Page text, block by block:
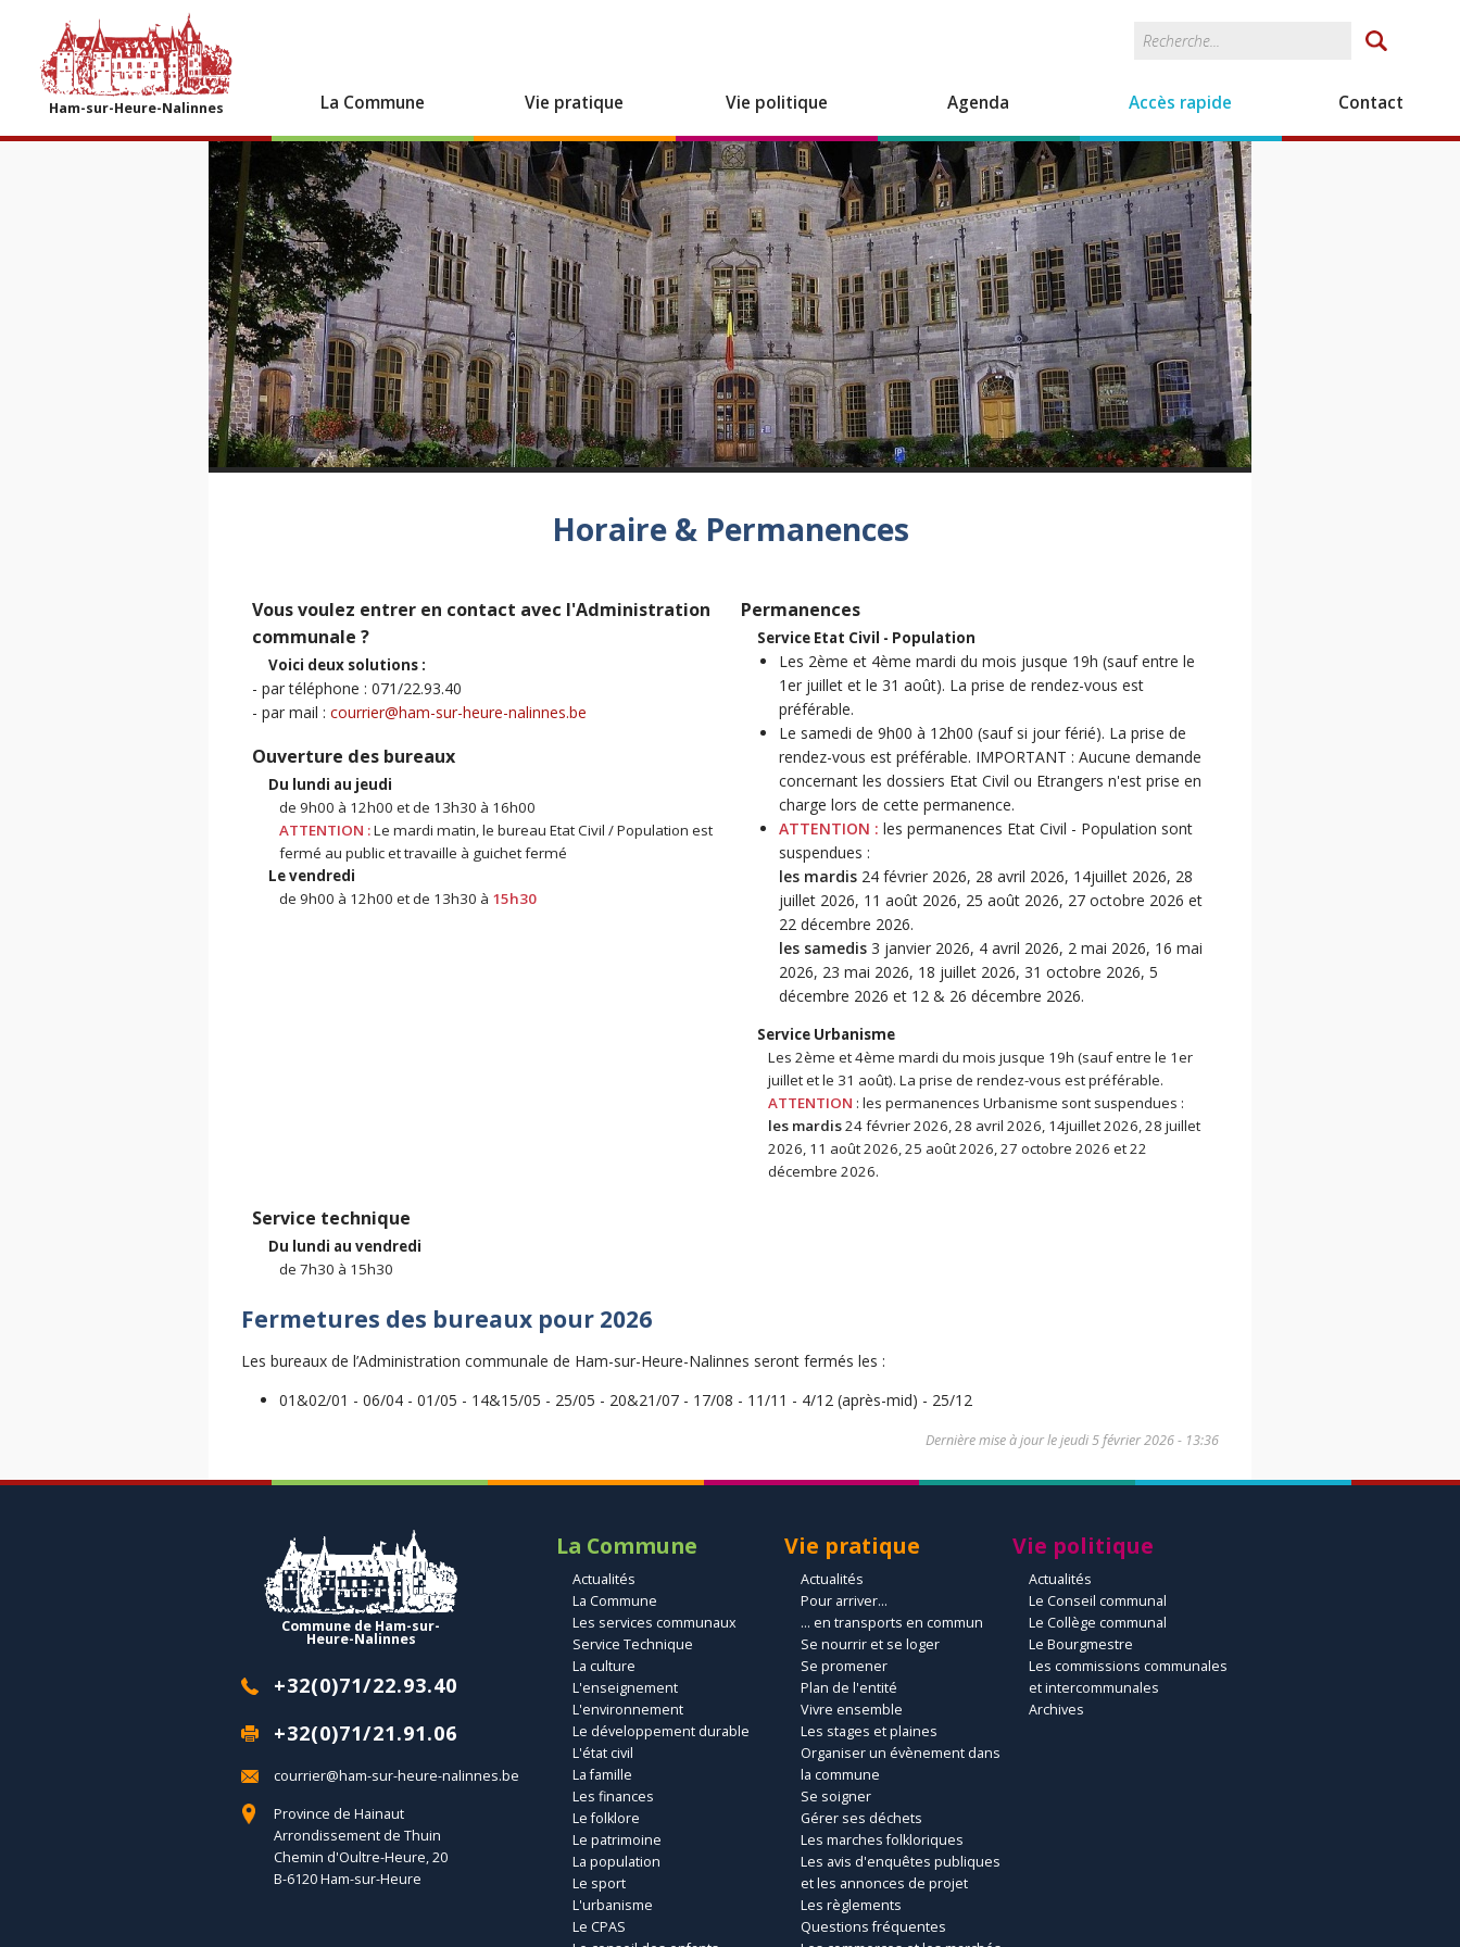
Ham-sur-Heure-Nalinnes La Commune Vie pratique Vie politique Agenda Accès rapide Contact
Formulaire de
recherche
Horaire & Permanences
Vous voulez entrer en contact avec l'Administration
communale ?
Voici deux solutions :
- par téléphone : 071/22.93.40
- par mail : courrier@ham-sur-heure-nalinnes.be
Ouverture des bureaux
Du lundi au jeudi
de 9h00 à 12h00 et de 13h30 à 16h00
ATTENTION :Le mardi matin, le bureau Etat Civil / Population est
fermé au public et travaille à guichet fermé
Le vendredi
de 9h00 à 12h00 et de 13h30 à 15h30
Permanences
Service Etat Civil - Population
Les 2ème et 4ème mardi du mois jusque 19h (sauf entre le
1er juillet et le 31 août). La prise de rendez-vous est
préférable.
Le samedi de 9h00 à 12h00 (sauf si jour férié). La prise de
rendez-vous est préférable. IMPORTANT : Aucune demande
concernant les dossiers Etat Civil ou Etrangers n'est prise en
charge lors de cette permanence.
ATTENTION : les permanences Etat Civil - Population sont
suspendues :
les mardis 24 février 2026, 28 avril 2026, 14juillet 2026, 28
juillet 2026, 11 août 2026, 25 août 2026, 27 octobre 2026 et
22 décembre 2026.
les samedis 3 janvier 2026, 4 avril 2026, 2 mai 2026, 16 mai
2026, 23 mai 2026, 18 juillet 2026, 31 octobre 2026, 5
décembre 2026 et 12 & 26 décembre 2026.
Service Urbanisme
Les 2ème et 4ème mardi du mois jusque 19h (sauf entre le 1er
juillet et le 31 août). La prise de rendez-vous est préférable.
ATTENTION : les permanences Urbanisme sont suspendues :
les mardis24 février 2026, 28 avril 2026, 14juillet 2026, 28 juillet
2026, 11 août 2026, 25 août 2026, 27 octobre 2026 et 22
décembre 2026.
Service technique
Du lundi au vendredi
de 7h30 à 15h30
Fermetures des bureaux pour 2026
Les bureaux de l’Administration communale de Ham-sur-Heure-Nalinnes seront fermés les :
01&02/01 - 06/04 - 01/05 - 14&15/05 - 25/05 - 20&21/07 - 17/08 - 11/11 - 4/12 (après-mid) - 25/12
Dernière mise à jour lejeudi 5 février 2026 - 13:36
Commune de Ham-sur-
Heure-Nalinnes
+32(0)71/22.93.40
+32(0)71/21.91.06
courrier@ham-sur-heure-nalinnes.be
Province de Hainaut
Arrondissement de Thuin
Chemin d'Oultre-Heure, 20
B-6120 Ham-sur-Heure
La Commune
Actualités
La Commune
Les services communaux
Service Technique
La culture
L'enseignement
L'environnement
Le développement durable
L'état civil
La famille
Les finances
Le folklore
Le patrimoine
La population
Le sport
L'urbanisme
Le CPAS
Vie pratique
Actualités
Pour arriver...
... en transports en commun
Se nourrir et se loger
Se promener
Plan de l'entité
Vivre ensemble
Les stages et plaines
Organiser un évènement dans
la commune
Se soigner
Gérer ses déchets
Les marches folkloriques
Les avis d'enquêtes publiques
et les annonces de projet
Les règlements
Questions fréquentes
Vie politique
Actualités
Le Conseil communal
Le Collège communal
Le Bourgmestre
Les commissions communales
et intercommunales
Archives